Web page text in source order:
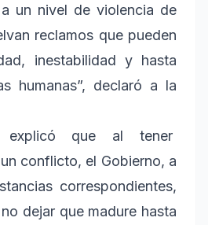
un nivel de violencia de
reclamos que pueden
inestabilidad y hasta
humanas”, declaró a la
explicó que al tener
conflicto, el Gobierno, a
correspondientes,
dejar que madure hasta